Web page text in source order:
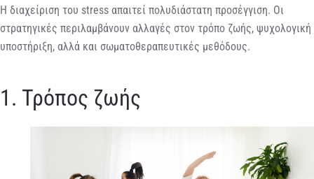
Η διαχείριση του stress απαιτεί πολυδιάστατη προσέγγιση. Οι
στρατηγικές περιλαμβάνουν αλλαγές στον τρόπο ζωής, ψυχολογική
υποστήριξη, αλλά και σωματοθεραπευτικές μεθόδους.
1. Τρόπος ζωής